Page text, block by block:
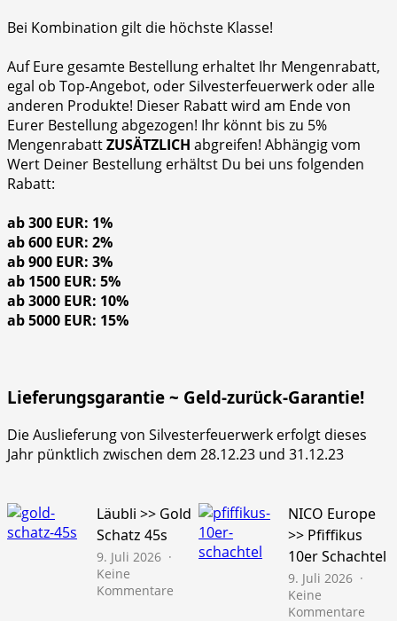
Bei Kombination gilt die höchste Klasse!
Auf Eure gesamte Bestellung erhaltet Ihr Mengenrabatt,
egal ob Top-Angebot, oder Silvesterfeuerwerk oder alle
anderen Produkte! Dieser Rabatt wird am Ende von
Eurer Bestellung abgezogen! Ihr könnt bis zu 5%
MengenrabattZUSÄTZLICH abgreifen! Abhängig vom
Wert Deiner Bestellung erhältst Du bei uns folgenden
Rabatt:
ab 300 EUR: 1%
ab 600 EUR: 2%
ab 900 EUR: 3%
ab 1500 EUR: 5%
ab 3000 EUR: 10%
ab 5000 EUR: 15%
Lieferungsgarantie ~ Geld-zurück-Garantie!
Die Auslieferung von Silvesterfeuerwerk erfolgt dieses
Jahr pünktlich zwischen dem 28.12.23 und 31.12.23
Läubli >> Gold
Schatz 45s
9. Juli 2026
Keine
Kommentare
NICO Europe
>> Pfiffikus
10er Schachtel
9. Juli 2026
Keine
Kommentare